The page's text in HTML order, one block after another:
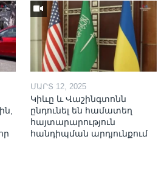
ՄԱՐՏ 12, 2025
Կիևը և Վաշինգտոնն
ընդունել են համատեղ
հայտարարություն
հանդիպման արդյունքում